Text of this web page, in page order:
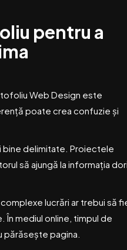
pentru a
Web Design este
poate crea confuzie și
bine delimitate. Proiectele
să ajungă la informația
lucrări ar trebui să
mediul online, timpul de
pagina.